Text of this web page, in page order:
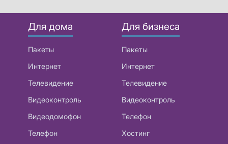
Для дома
Пакеты
Интернет
Телевидение
Видеоконтроль
Видеодомофон
Телефон
Для бизнеса
Пакеты
Интернет
Телевидение
Видеоконтроль
Телефон
Хостинг